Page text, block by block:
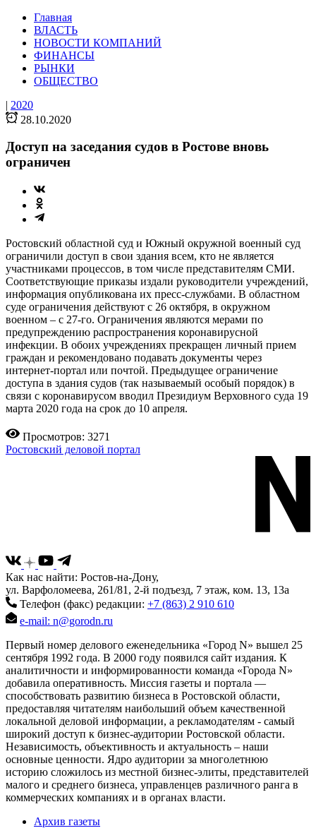
Главная
ВЛАСТЬ
НОВОСТИ КОМПАНИЙ
ФИНАНСЫ
РЫНКИ
ОБЩЕСТВО
| 2020
28.10.2020
Доступ на заседания судов в Ростове вновь
ограничен
Ростовский областной суд и Южный окружной военный суд
ограничили доступ в свои здания всем, кто не является
участниками процессов, в том числе представителям СМИ.
Соответствующие приказы издали руководители учреждений,
информация опубликована их пресс-службами. В областном
суде ограничения действуют с 26 октября, в окружном
военном – с 27-го. Ограничения являются мерами по
предупреждению распространения коронавирусной
инфекции. В обоих учреждениях прекращен личный прием
граждан и рекомендовано подавать документы через
интернет-портал или почтой. Предыдущее ограничение
доступа в здания судов (так называемый особый порядок) в
связи с коронавирусом вводил Президиум Верховного суда 19
марта 2020 года на срок до 10 апреля.
Просмотров: 3271
Ростовский деловой портал
Как нас найти: Ростов-на-Дону,
ул. Варфоломеева, 261/81, 2-й подъезд, 7 этаж, ком. 13, 13а
Телефон (факс) редакции: +7 (863) 2 910 610
e-mail: n@gorodn.ru
Первый номер делового еженедельника «Город N» вышел 25
сентября 1992 года. В 2000 году появился сайт издания. К
аналитичности и информированности команда «Города N»
добавила оперативность. Миссия газеты и портала —
способствовать развитию бизнеса в Ростовской области,
предоставляя читателям наибольший объем качественной
локальной деловой информации, а рекламодателям - самый
широкий доступ к бизнес-аудитории Ростовской области.
Независимость, объективность и актуальность – наши
основные ценности. Ядро аудитории за многолетнюю
историю сложилось из местной бизнес-элиты, представителей
малого и среднего бизнеса, управленцев различного ранга в
коммерческих компаниях и в органах власти.
Архив газеты